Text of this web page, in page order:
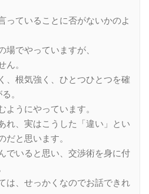
っていることに否がないかのよ
場でやっていますが、
ん。
、根気強く、ひとつひとつを確
。
ようにやっています。
れ、実はこうした「違い」とい
だと思います。
でいると思い、交渉術を身に付
は、せっかくなのでお話できれ